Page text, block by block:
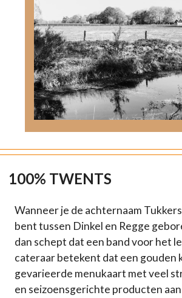
100% TWENTS
Wanneer je de achternaam
bent tussen Dinkel en Regge
dan schept dat een band voor het
cateraar betekent dat een gouden
gevarieerde menukaart met veel
en seizoensgerichte producten